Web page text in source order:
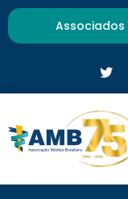
Associados